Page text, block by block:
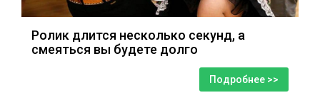
Ролик длится несколько секунд, а
смеяться вы будете долго
Подробнее >>